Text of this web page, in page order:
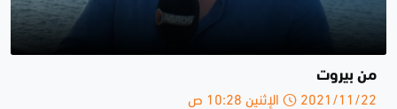
من بيروت
2021/11/22 الإثنين 10:28 ص